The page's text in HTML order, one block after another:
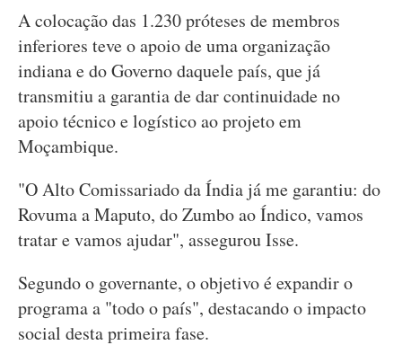
A colocação das 1.230 próteses de membros
inferiores teve o apoio de uma organização
indiana e do Governo daquele país, que já
transmitiu a garantia de dar continuidade no
apoio técnico e logístico ao projeto em
Moçambique.
"O Alto Comissariado da Índia já me garantiu: do
Rovuma a Maputo, do Zumbo ao Índico, vamos
tratar e vamos ajudar", assegurou Isse.
Segundo o governante, o objetivo é expandir o
programa a "todo o país", destacando o impacto
social desta primeira fase.